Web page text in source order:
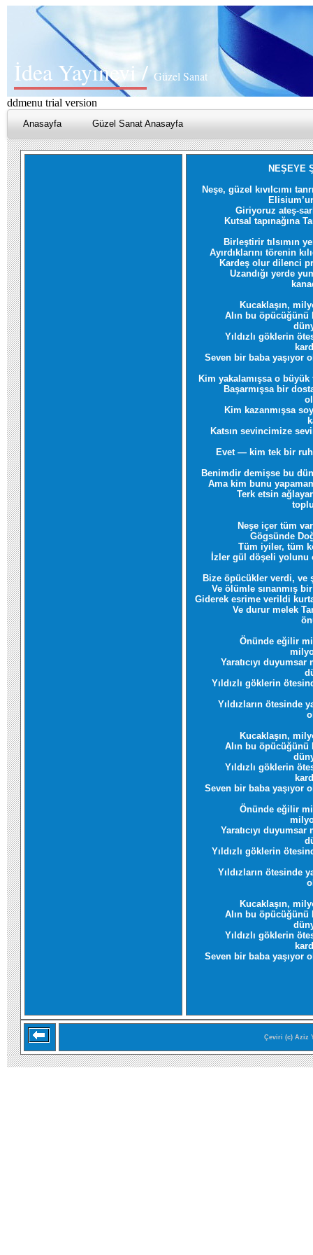
İdea Yayınevi /Güzel Sanat
ddmenu trial version
Anasayfa Güzel Sanat Anasayfa
NEŞEYE
Neşe, güzel kıvılcımı
Giriyoruz ateş-
Kutsal tapınağına
Birleştirir tılsımın
Ayırdıklarını törenin
Kardeş olur dilenci
Uzandığı yerde
Kucaklaşın,
Alın bu öpücüğünü
Yıldızlı göklerin
Seven bir baba yaşıyor
Kim yakalamışsa o
Başarmışsa bir
Kim kazanmışsa
Katsın sevincimize
Evet — kim tek bir
Benimdir demişse bu
Ama kim bunu
Terk etsin
Neşe içer tüm
Gögsünde
Tüm iyiler, tüm
İzler gül döşeli yolunu
Bize öpücükler verdi, ve
Ve ölümle sınanmış
Giderek esrime verildi
Ve durur melek
Önünde eğilir
Yaratıcıyı duyumsar
Yıldızlı göklerin
Yıldızların ötesinde
Kucaklaşın,
Alın bu öpücüğünü
Yıldızlı göklerin
Seven bir baba yaşıyor
Önünde eğilir
Yaratıcıyı duyumsar
Yıldızlı göklerin
Yıldızların ötesinde
Kucaklaşın,
Alın bu öpücüğünü
Yıldızlı göklerin
Seven bir baba yaşıyor
Çeviri (c) Aziz